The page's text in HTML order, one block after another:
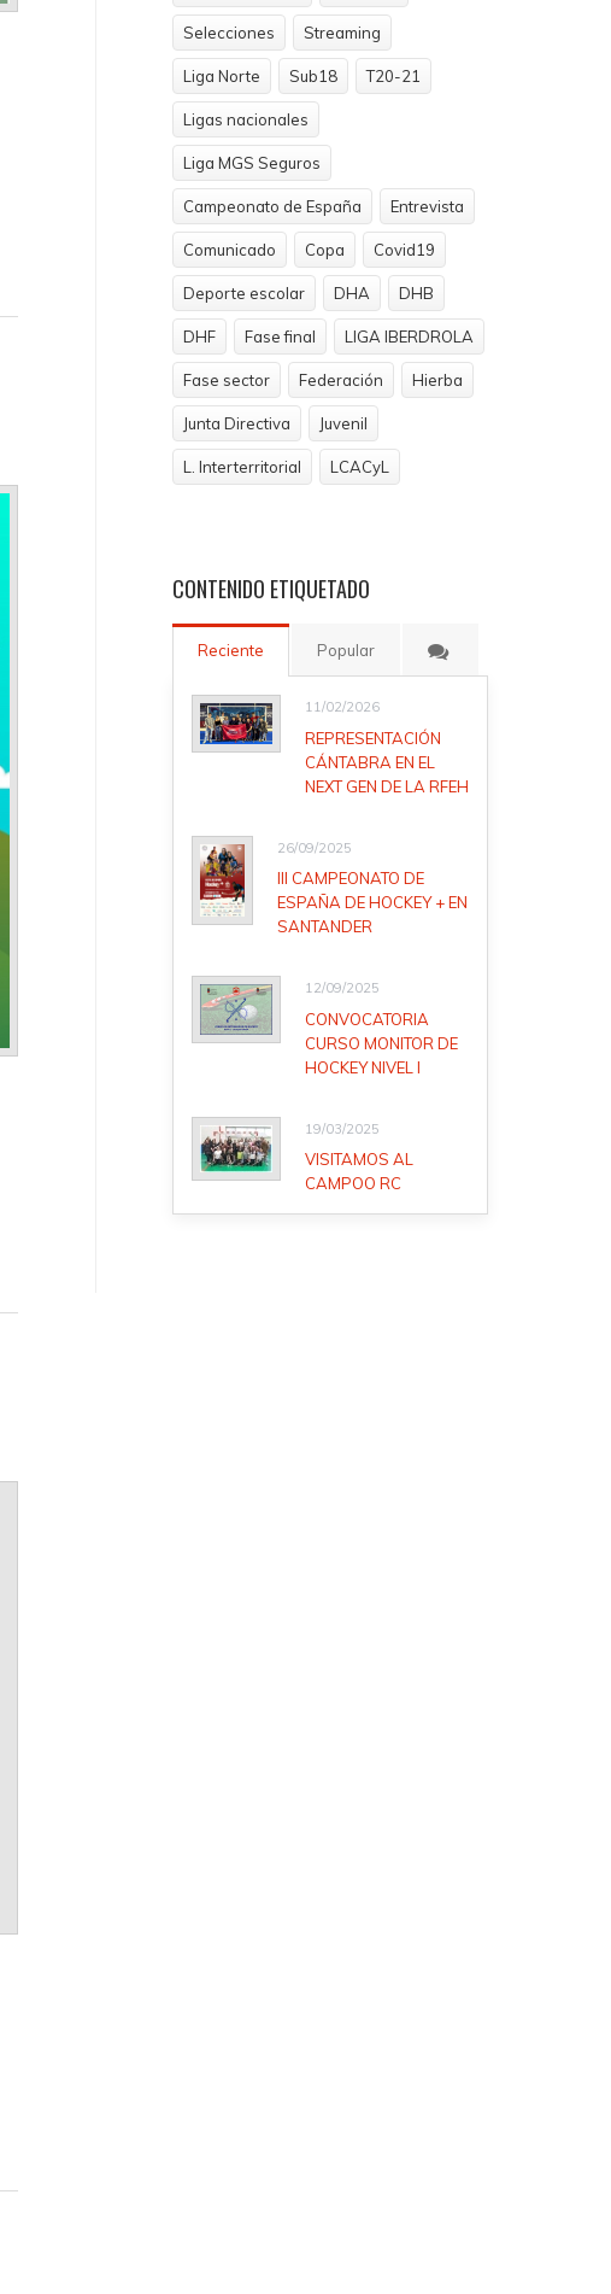
Selecciones Streaming
Liga Norte Sub18 T20-21
Ligas nacionales
Liga MGS Seguros
Campeonato de España Entrevista
Comunicado Copa Covid19
Deporte escolar DHA DHB
DHF Fase final LIGA IBERDROLA
Fase sector Federación Hierba
Junta Directiva Juvenil
L. Interterritorial LCACyL
CONTENIDO ETIQUETADO
Reciente Popular
11/02/2026
REPRESENTACIÓN
CÁNTABRA EN EL
NEXT GEN DE LA RFEH
26/09/2025
III CAMPEONATO DE
ESPAÑA DE HOCKEY + EN
SANTANDER
12/09/2025
CONVOCATORIA
CURSO MONITOR DE
HOCKEY NIVEL I
19/03/2025
VISITAMOS AL
CAMPOO RC